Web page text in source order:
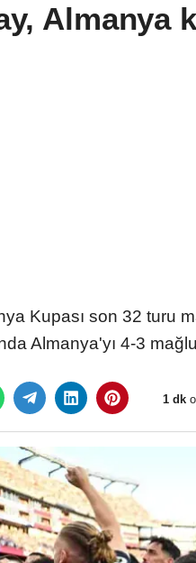
Almanya
Kupası son 32 turu
Almanya'yı 4-3
1 dk